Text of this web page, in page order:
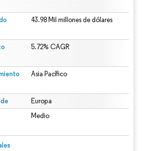
43.98 Mil millones de dólares
5.72% CAGR
Asia Pacífico
Europa
Medio
El uso requiere atribución según CC BY 4.0.